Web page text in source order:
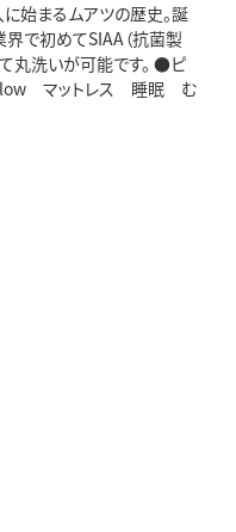
始まるムアツの歴史。誕
で初めてSIAA（抗菌製
丸洗いが可能です。 ●ピ
マットレス 睡眠 む